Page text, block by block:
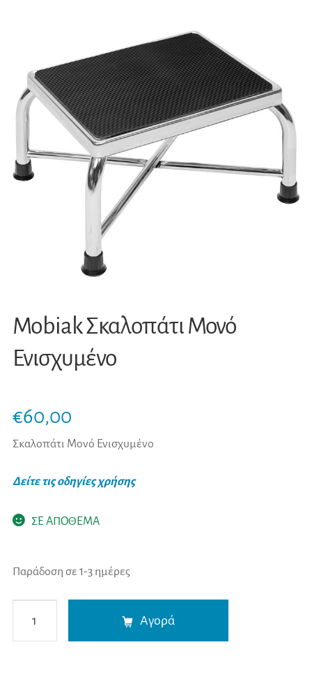
Mobiak Σκαλοπάτι Μονό
Ενισχυμένο
€60,00
Σκαλοπάτι Μονό Ενισχυμένο
Δείτε τις οδηγίες χρήσης
ΣΕ ΑΠΟΘΕΜΑ
Παράδοση σε 1-3 ημέρες
Αγορά